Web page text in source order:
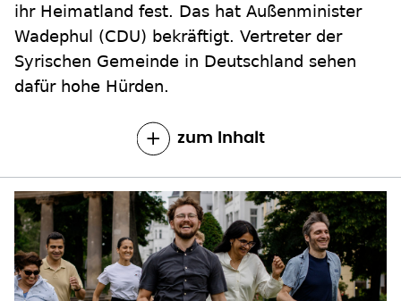
ihr Heimatland fest. Das hat Außenminister
Wadephul (CDU) bekräftigt. Vertreter der
Syrischen Gemeinde in Deutschland sehen
dafür hohe Hürden.
zum Inhalt